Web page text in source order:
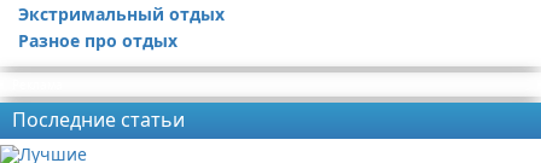
Экстримальный отдых
Разное про отдых
Последние статьи